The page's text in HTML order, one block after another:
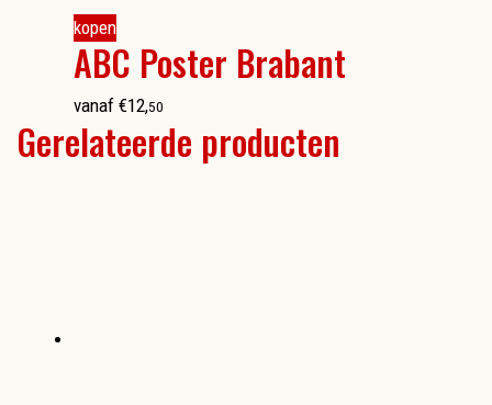
kopen
ABC Poster Brabant
vanaf €12,50
Gerelateerde producten